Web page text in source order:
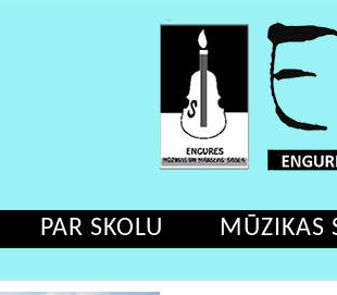
PAR SKOLU MŪZIKAS